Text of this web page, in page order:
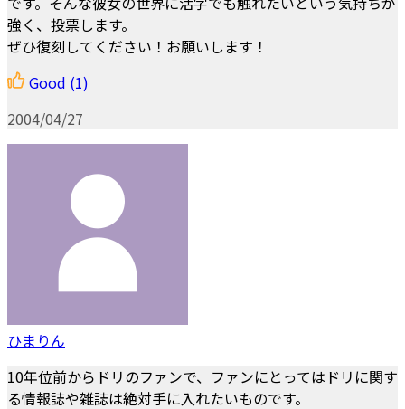
強く、投票します。
ぜひ復刻してください！お願いします！
Good (1)
2004/04/27
ひまりん
10年位前からドリのファンで、ファンにとってはドリに関す
る情報誌や雑誌は絶対手に入れたいものです。